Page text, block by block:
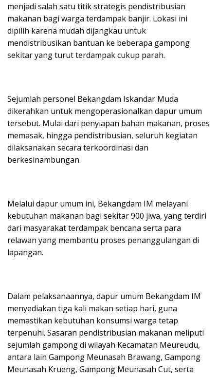
menjadi salah satu titik strategis pendistribusian
makanan bagi warga terdampak banjir. Lokasi ini
dipilih karena mudah dijangkau untuk
mendistribusikan bantuan ke beberapa gampong
sekitar yang turut terdampak cukup parah.
Sejumlah personel Bekangdam Iskandar Muda
dikerahkan untuk mengoperasionalkan dapur umum
tersebut. Mulai dari penyiapan bahan makanan, proses
memasak, hingga pendistribusian, seluruh kegiatan
dilaksanakan secara terkoordinasi dan
berkesinambungan.
Melalui dapur umum ini, Bekangdam IM melayani
kebutuhan makanan bagi sekitar 900 jiwa, yang terdiri
dari masyarakat terdampak bencana serta para
relawan yang membantu proses penanggulangan di
lapangan.
Dalam pelaksanaannya, dapur umum Bekangdam IM
menyediakan tiga kali makan setiap hari, guna
memastikan kebutuhan konsumsi warga tetap
terpenuhi. Sasaran pendistribusian makanan meliputi
sejumlah gampong di wilayah Kecamatan Meureudu,
antara lain Gampong Meunasah Brawang, Gampong
Meunasah Krueng, Gampong Meunasah Cut, serta